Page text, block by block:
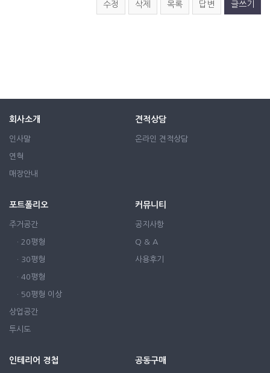
수정 삭제 목록 답변 글쓰기
회사소개
인사말
연혁
매장안내
견적상담
온라인 견적상담
포트폴리오
주거공간
· 20평형
· 30평형
· 40평형
· 50평형 이상
상업공간
투시도
커뮤니티
공지사항
Q & A
사용후기
인테리어 경첩 공동구매